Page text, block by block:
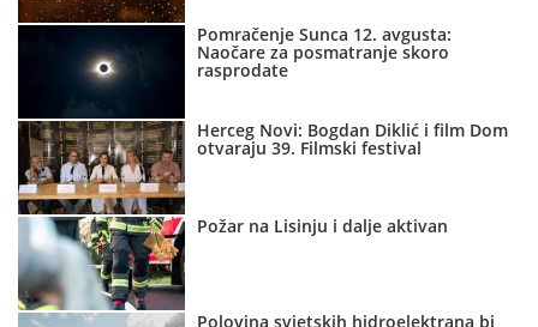
Pomračenje Sunca 12. avgusta:
Naočare za posmatranje skoro
rasprodate
Herceg Novi: Bogdan Diklić i film Dom
otvaraju 39. Filmski festival
Požar na Lisinju i dalje aktivan
Polovina svjetskih hidroelektrana bi